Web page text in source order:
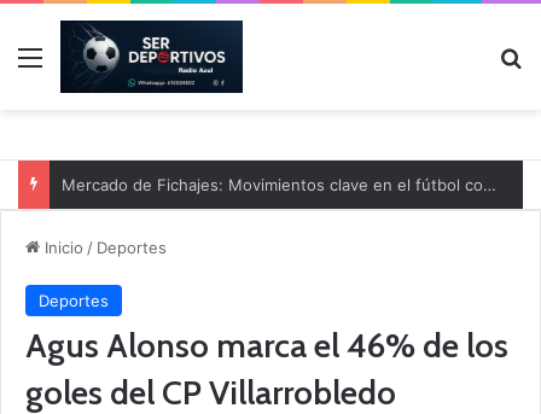
Menú
Mercado de Fichajes: Movimientos clave en el fútbol comarcal
Inicio / Deportes
Deportes
Agus Alonso marca el 46% de los
goles del CP Villarrobledo